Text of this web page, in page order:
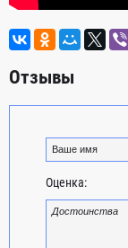
Отзывы
Оценка: